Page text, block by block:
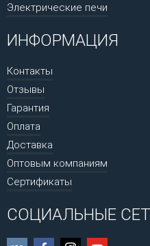
Электрические печи
ИНФОРМАЦИЯ
Контакты
Отзывы
Гарантия
Оплата
Доставка
Оптовым компаниям
Сертификаты
СОЦИАЛЬНЫЕ